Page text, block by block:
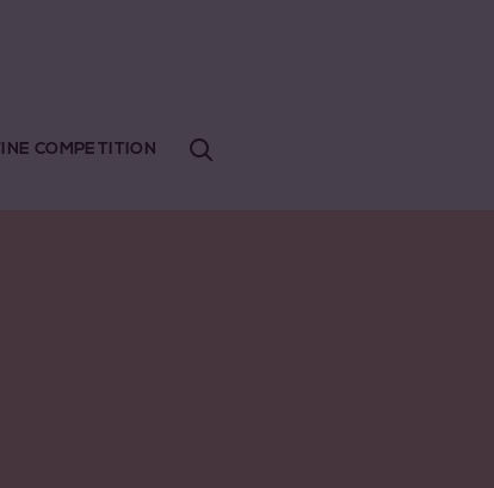
COMPETITION